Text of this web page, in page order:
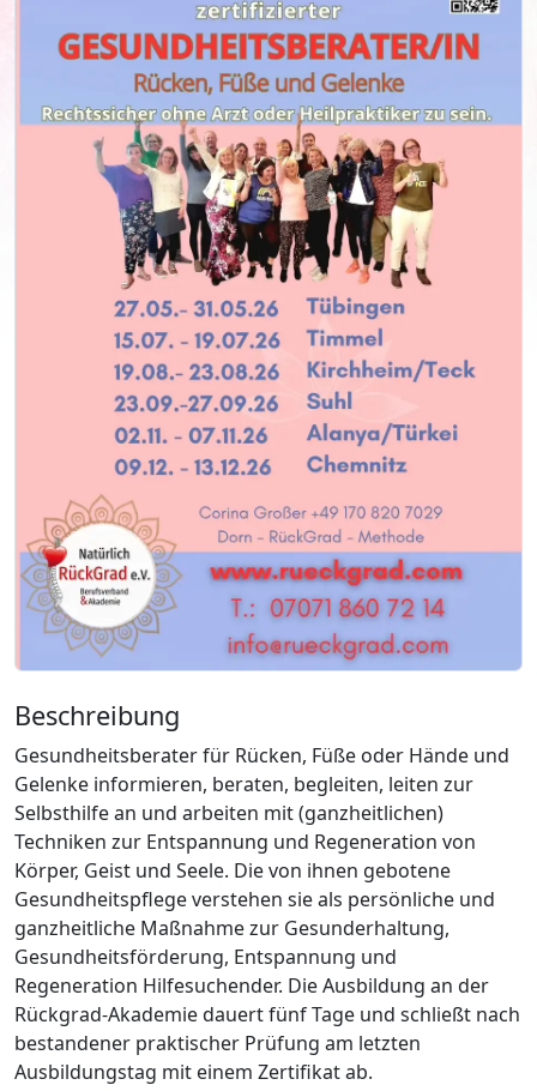
Beschreibung
Gesundheitsberater für Rücken, Füße oder Hände und
Gelenke informieren, beraten, begleiten, leiten zur
Selbsthilfe an und arbeiten mit (ganzheitlichen)
Techniken zur Entspannung und Regeneration von
Körper, Geist und Seele. Die von ihnen gebotene
Gesundheitspflege verstehen sie als persönliche und
ganzheitliche Maßnahme zur Gesunderhaltung,
Gesundheitsförderung, Entspannung und
Regeneration Hilfesuchender. Die Ausbildung an der
Rückgrad-Akademie dauert fünf Tage und schließt nach
bestandener praktischer Prüfung am letzten
Ausbildungstag mit einem Zertifikat ab.